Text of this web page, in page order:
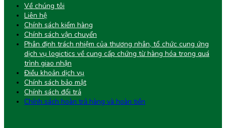
Về chúng tôi
Liên hệ
Chính sách kiểm hàng
Chính sách vận chuyển
Phân định trách nhiệm của thương nhân, tổ chức cung ứng
dịch vụ logictics về cung cấp chứng từ hàng hóa trong quá
trình giao nhận
Điều khoản dịch vụ
Chính sách bảo mật
Chính sách đổi trả
Chính sách hoàn trả hàng và hoàn tiền